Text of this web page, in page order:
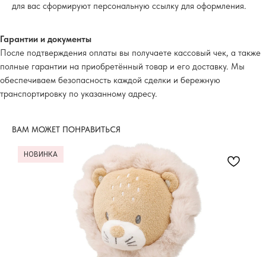
для вас сформируют персональную ссылку для оформления.
Гарантии и документы
После подтверждения оплаты вы получаете кассовый чек, а также
полные гарантии на приобретённый товар и его доставку. Мы
обеспечиваем безопасность каждой сделки и бережную
транспортировку по указанному адресу.
ВАМ МОЖЕТ ПОНРАВИТЬСЯ
НОВИНКА